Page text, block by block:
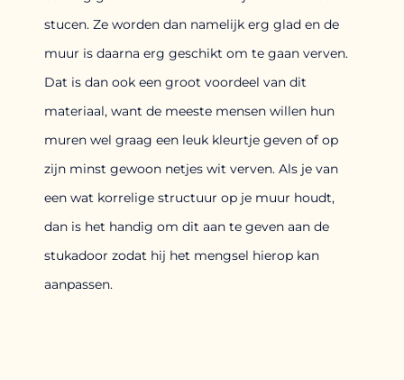
stucen. Ze worden dan namelijk erg glad en de
muur is daarna erg geschikt om te gaan verven.
Dat is dan ook een groot voordeel van dit
materiaal, want de meeste mensen willen hun
muren wel graag een leuk kleurtje geven of op
zijn minst gewoon netjes wit verven. Als je van
een wat korrelige structuur op je muur houdt,
dan is het handig om dit aan te geven aan de
stukadoor zodat hij het mengsel hierop kan
aanpassen.